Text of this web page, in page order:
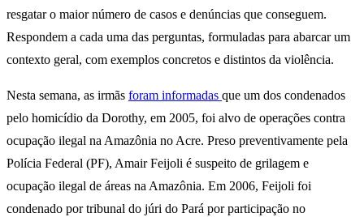
resgatar o maior número de casos e denúncias que conseguem.
Respondem a cada uma das perguntas, formuladas para abarcar um
contexto geral, com exemplos concretos e distintos da violência.
Nesta semana, as irmãs foram informadas que um dos condenados
pelo homicídio da Dorothy, em 2005, foi alvo de operações contra
ocupação ilegal na Amazônia no Acre. Preso preventivamente pela
Polícia Federal (PF), Amair Feijoli é suspeito de grilagem e
ocupação ilegal de áreas na Amazônia. Em 2006, Feijoli foi
condenado por tribunal do júri do Pará por participação no